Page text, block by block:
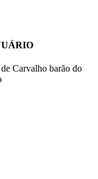
Carvalho barão do